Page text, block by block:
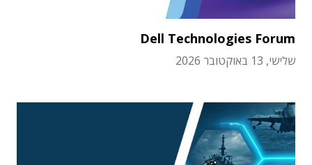
Dell Technologies Forum
שלישי, 13 באוקטובר 2026